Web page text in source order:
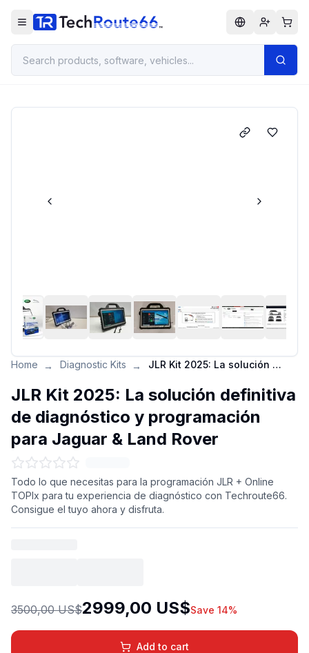
Home → Diagnostic Kits → JLR Kit 2025: La solución definitiva de diagnóstico y programación para Jaguar & Land Rover
JLR Kit 2025: La solución definitiva
de diagnóstico y programación
para Jaguar & Land Rover
Todo lo que necesitas para la programación JLR + Online
TOPIx para tu experiencia de diagnóstico con Techroute66.
Consigue el tuyo ahora y disfruta.
3500,00 US$2999,00 US$Save 14%
Add to cart